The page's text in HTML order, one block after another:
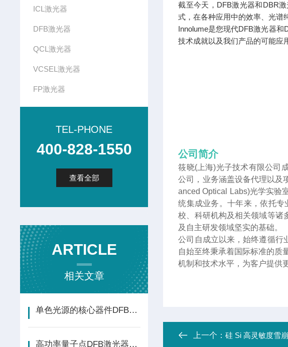
ICL激光器
DFB激光器
QCL激光器
VCSEL激光器
FP激光器
TEL-PHONE
400-828-1550
查看全部
ARTICLE
相关文章
单色光源的核心器件DFB半导体激光二极管
高功率量子点DFB激光器与梳状激光器技术
截至今天，DFB激光器和DBR
式，在各种应用中的效率、光谱
Innolume是您现代DFB激光器
技术成就以及我们产品的可能应
公司简介
筱晓(上海)光子技术有限公司
公司，业务涵盖设备代理以及
anced Optical Labs)光学实验
统集成业务。十年来，依托专
校、科研机构及相关领域等诸
及自主研发领域坚实的基础。
公司自成立以来，始终遵循行
自始至终秉承着国际标准的质
机制和技术水平，为客户提供
上一个：硅 Si 高灵敏度雪崩光